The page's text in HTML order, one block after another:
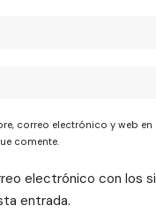
correo electrónico y web en
comente.
electrónico con los
entrada.